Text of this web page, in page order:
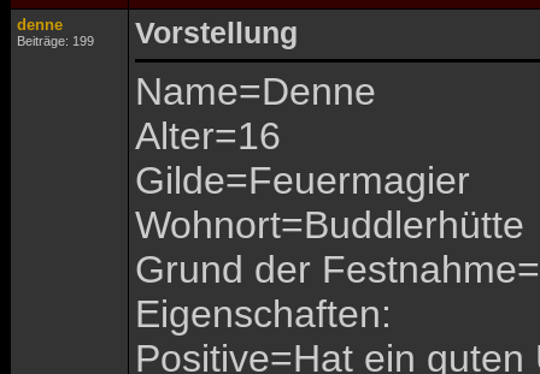
denne
Beiträge: 199 Vorstellung
Name=Denne
Alter=16
Gilde=Feuermagier
Wohnort=Buddlerhütte
Grund der
Eigenschaften:
Positive=Hat ein